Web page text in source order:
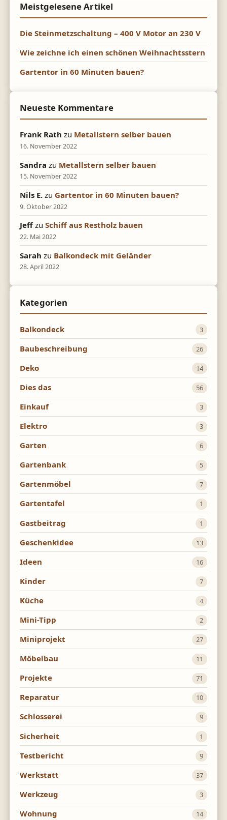
Meistgelesene Artikel
Die Steinmetzschaltung – 400 V Motor an 230 V
Wie zeichne ich einen schönen Weihnachtsstern
Gartentor in 60 Minuten bauen?
Neueste Kommentare
Frank Rath zu Metallstern selber bauen
16. November 2022
Sandra zu Metallstern selber bauen
15. November 2022
Nils E. zu Gartentor in 60 Minuten bauen?
9. Oktober 2022
JeffzuSchiff aus Restholz bauen
22. Mai 2022
Sarah zu Balkondeck mit Geländer
28. April 2022
Kategorien
Balkondeck 3
Baubeschreibung 26
Deko 14
Dies das 56
Einkauf 3
Elektro 3
Garten 6
Gartenbank 5
Gartenmöbel 7
Gartentafel 1
Gastbeitrag 1
Geschenkidee 13
Ideen 16
Kinder 7
Küche 4
Mini-Tipp 2
Miniprojekt 27
Möbelbau 11
Projekte 71
Reparatur 10
Schlosserei 9
Sicherheit 1
Testbericht 9
Werkstatt 37
Werkzeug 3
Wohnung 14